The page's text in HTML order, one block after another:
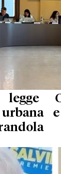
urbana